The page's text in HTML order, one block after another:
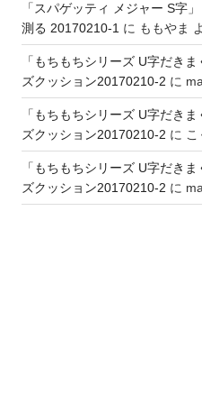
「スパゲッティ メジャー S字
測る 20170210-1に ももやま
「もちもちシリーズ U字だき
ズクッション20170210-2 に
「もちもちシリーズ U字だき
ズクッション20170210-2 に こ
「もちもちシリーズ U字だき
ズクッション20170210-2 に